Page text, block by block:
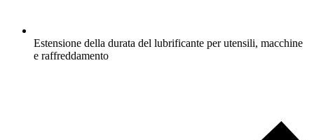
Estensione della durata del lubrificante per utensili, macchine
e raffreddamento